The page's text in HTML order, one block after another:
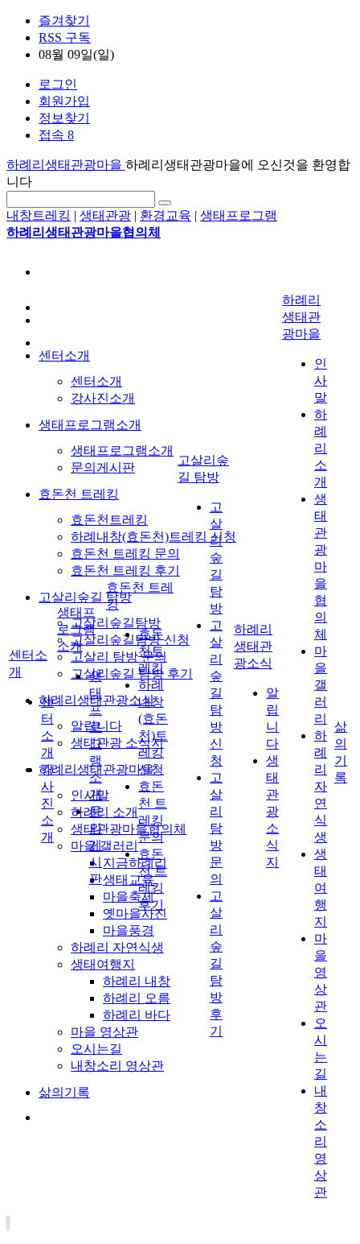
즐겨찾기
RSS 구독
08월 09일(일)
로그인
회원가입
정보찾기
접속 8
하례리생태관광마을 하례리생태관광마을에 오신것을 환영합
니다
내창트레킹 | 생태관광 | 환경교육 | 생태프로그램
하례리생태관광마을협의체
센터소개
센터소개
강사진소개
생태프로그램소개
생태프로그램소개
문의게시판
효돈천 트레킹
효돈천트레킹
하례내창(효돈천)트레킹 신청
효돈천 트레킹 문의
효돈천 트레킹 후기
고살리숲길 탐방
고살리숲길탐방
고살리숲길탐방 신청
고살리 탐방 문의
고살리숲길 탐방 후기
하례리생태관광소식
알립니다
생태관광 소식지
하례리생태관광마을
인사말
하례리 소개
생태관광마을협의체
마을 갤러리
지금하례리
생태교육
마을축제
옛마을사진
마을풍경
하례리 자연식생
생태여행지
하례리 내창
하례리 오름
하례리 바다
마을 영상관
오시는길
내창소리 영상관
삶의기록
센터소
개
센
터
소
개
강
사
진
소
개
생태프
로그램
소개
생
태
프
로
그
램
소
개
문
의
게
시
판
효돈천 트레
킹
효돈
천트
레킹
하례
내창
(효돈
천)트
레킹
신청
효돈
천 트
레킹
문의
효돈
천 트
레킹
후기
고살리숲
길 탐방
고
살
리
숲
길
탐
방
고
살
리
숲
길
탐
방
신
청
고
살
리
탐
방
문
의
고
살
리
숲
길
탐
방
후
기
하례리
생태관
광소식
알
립
니
다
생
태
관
광
소
식
지
하례리
생태관
광마을
인
사
말
하
례
리
소
개
생
태
관
광
마
을
협
의
체
마
을
갤
러
리
하
례
리
자
연
식
생
생
태
여
행
지
마
을
영
상
관
오
시
는
길
내
창
소
리
영
상
관
삶
의
기
록